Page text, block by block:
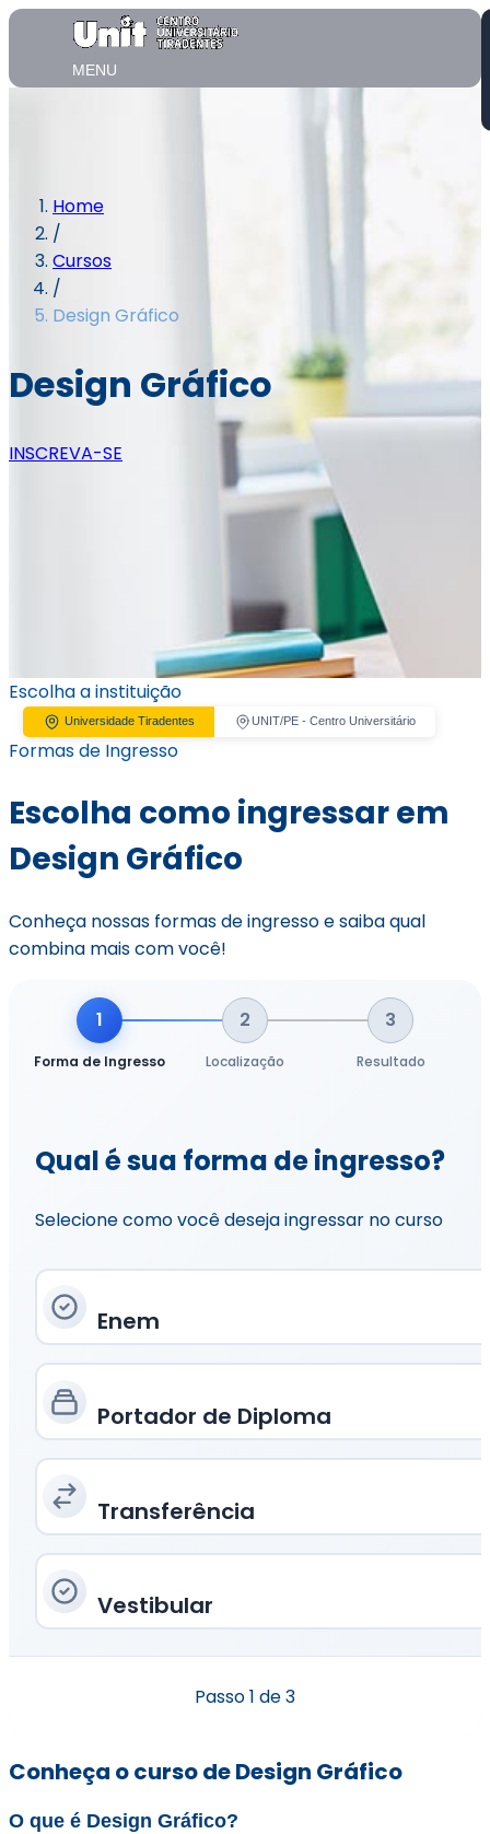
MENU
Home
/
Cursos
/
Design Gráfico
Design Gráfico
INSCREVA-SE
Escolha a instituição
Universidade Tiradentes UNIT/PE - Centro Universitário
Formas de Ingresso
Escolha como ingressar em
Design Gráfico
Conheça nossas formas de ingresso e saiba qual
combina mais com você!
1
Forma de Ingresso
2
Localização
3
Resultado
Qual é sua forma de ingresso?
Selecione como você deseja ingressar no curso
Enem
Portador de Diploma
Transferência
Vestibular
Passo1 de 3
Conheça o curso de Design Gráfico
O que é Design Gráfico?